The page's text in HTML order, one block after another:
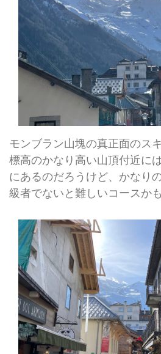
モンブラン山塊の真正面のス
標高のかなり高い山頂付近に
にあるのだろうけど、かなり
級者でないと難しいコースか